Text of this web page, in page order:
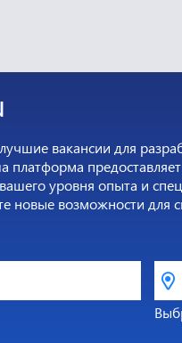
вакансии для
уровня опыта и
новые возможности